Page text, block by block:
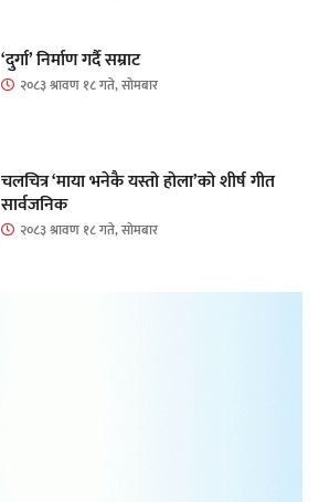
‘दुर्गा’ निर्माण गर्दै सम्राट
२०८३ श्रावण १८ गते, सोमबार
चलचित्र ‘माया भनेकै यस्तो होला’को शीर्ष गीत
सार्वजनिक
२०८३ श्रावण १८ गते, सोमबार